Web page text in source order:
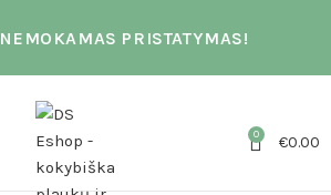
PRISTATYMAS!
0 €0.00